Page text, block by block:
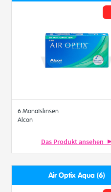
6 Monatslinsen
Alcon
Das Produkt ansehen
Air Optix Aqua (6)